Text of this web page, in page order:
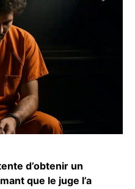
d’obtenir un
que le juge l’a